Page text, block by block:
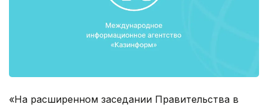
«На расширенном заседании Правительства в